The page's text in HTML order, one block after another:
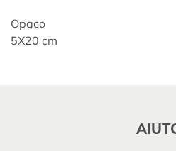
Opaco
5X20 cm